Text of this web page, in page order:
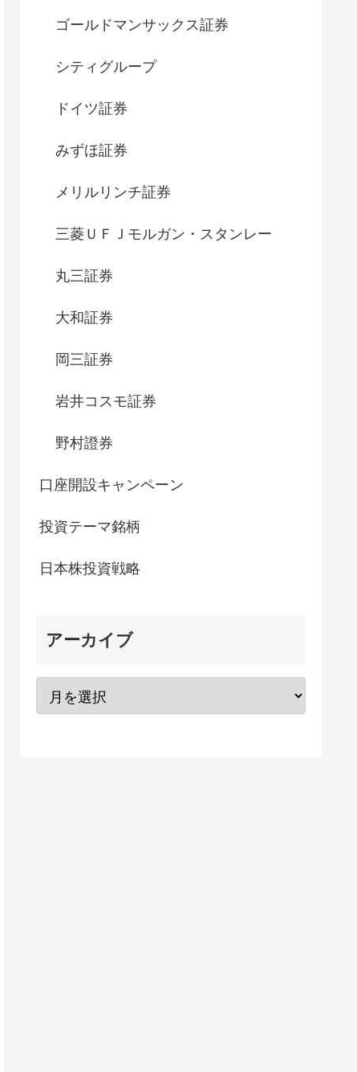
ゴールドマンサックス証券
シティグループ
ドイツ証券
みずほ証券
メリルリンチ証券
三菱ＵＦＪモルガン・スタンレー
丸三証券
大和証券
岡三証券
岩井コスモ証券
野村證券
口座開設キャンペーン
投資テーマ銘柄
日本株投資戦略
アーカイブ